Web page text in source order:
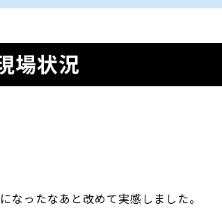
場状況
なったなあと改めて実感しました。